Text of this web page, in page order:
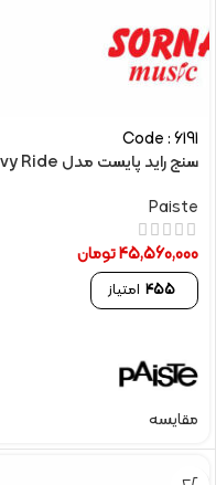
Code : 6191
سنج راید پایست مدل Color Sound 900 Heavy Ride سایز 22 اینچ
Paiste
45,560,000تومان
455 امتیاز
مقایسه